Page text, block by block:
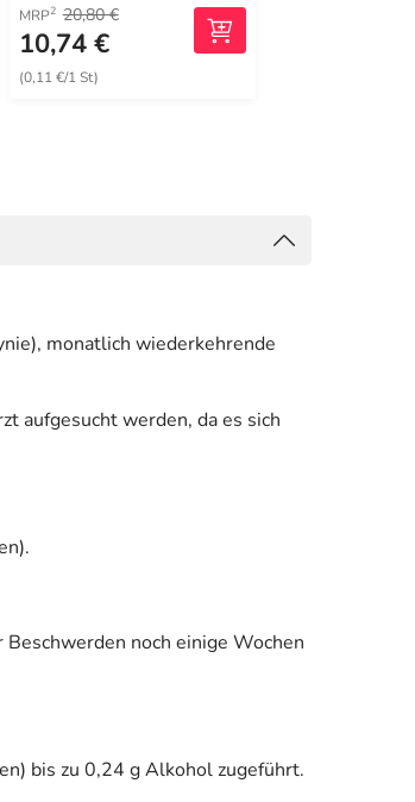
MRP2 20,80 €
10,74 €
(0,11 €/1 St)
monatlich wiederkehrende
aufgesucht werden, da es sich
noch einige Wochen
bis zu 0,24 g Alkohol zugeführt.